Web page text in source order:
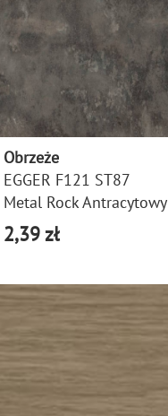
Obrzeże
EGGER F121 ST87
Metal Rock Antracytowy
2,39 zł